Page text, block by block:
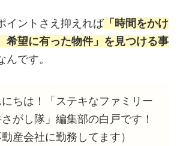
イントさえ抑えれば 「時間をかけ
希望に有った物件」を見つける事
んです。
にちは！「ステキなファミリー
がし隊」編集部の白戸です！
動産会社に勤務してます）